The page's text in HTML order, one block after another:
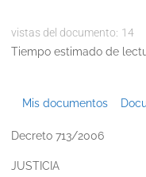
vistas del documento: 14
Tiempo estimado de
Mis documentos
Decreto 713/2006
JUSTICIA